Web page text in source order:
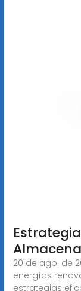
20 de ago. de
energías
estrategias